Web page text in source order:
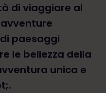
di viaggiare al
paesaggi
le bellezza della
unica e